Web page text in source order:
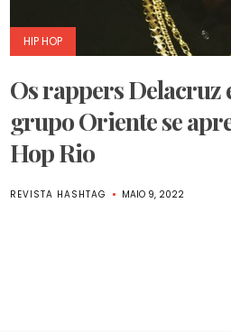
HIP HOP
Os rappers Delacruz
grupo Oriente se
Hop Rio
REVISTA HASHTAG MAIO 9, 2022